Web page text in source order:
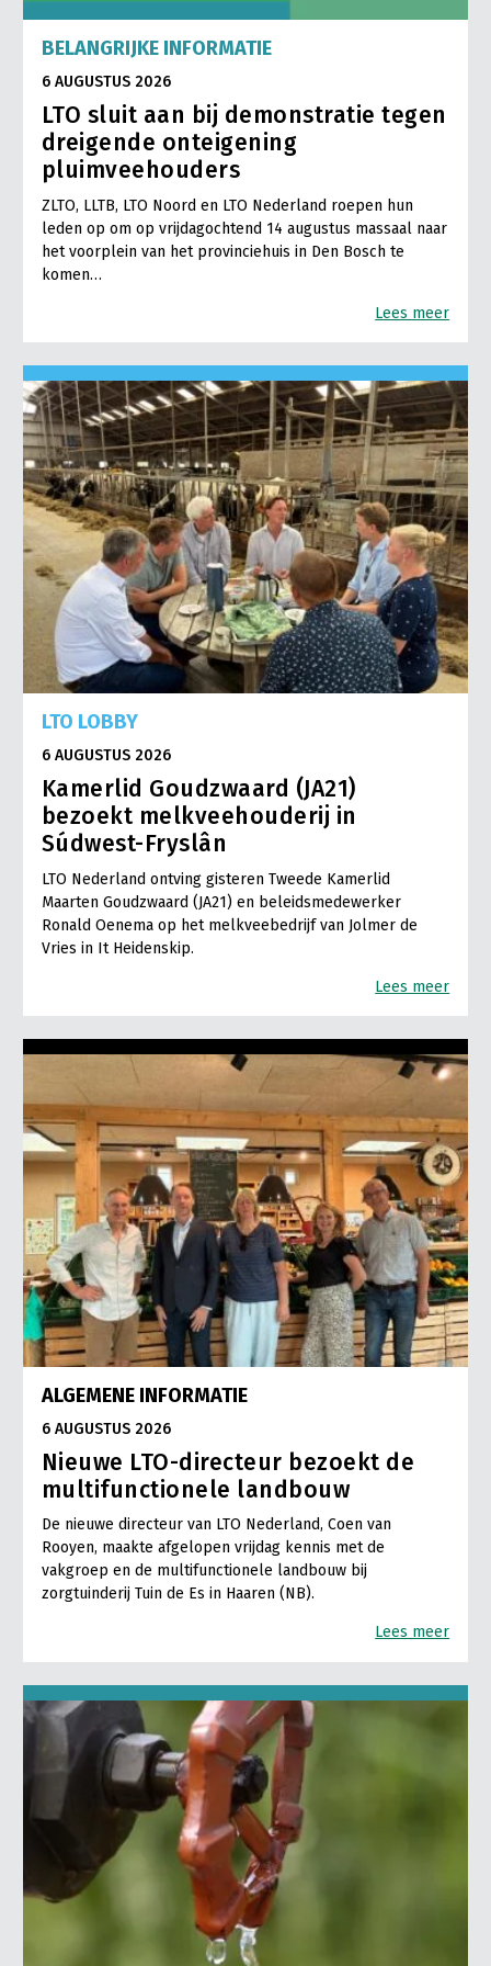
Melkveehouderij
Paardenhouderij
Pluimveehouderij
Varkenshouderij
Vleesveehouderij
Bomen, vaste planten en zomerbloemen
Fruitteelt
Glastuinbouw
Vollegrondsgroente
Nieuws
Webinars
Over LTO
LTO Nederland
Mensen
Medewerkers
Vakgroepbestuurders
Vacatures
Pers
Contact
BELANGRIJKE INFORMATIE
6 AUGUSTUS 2026
LTO sluit aan bij demonstratie tegen
dreigende onteigening
pluimveehouders
ZLTO, LLTB, LTO Noord en LTO Nederland roepen hun
leden op om op vrijdagochtend 14 augustus massaal naar
het voorplein van het provinciehuis in Den Bosch te
komen…
Lees meer
LTO LOBBY
6 AUGUSTUS 2026
Kamerlid Goudzwaard (JA21)
bezoekt melkveehouderij in
Súdwest-Fryslân
LTO Nederland ontving gisteren Tweede Kamerlid
Maarten Goudzwaard (JA21) en beleidsmedewerker
Ronald Oenema op het melkveebedrijf van Jolmer de
Vries in It Heidenskip.
Lees meer
ALGEMENE INFORMATIE
6 AUGUSTUS 2026
Nieuwe LTO-directeur bezoekt de
multifunctionele landbouw
De nieuwe directeur van LTO Nederland, Coen van
Rooyen, maakte afgelopen vrijdag kennis met de
vakgroep en de multifunctionele landbouw bij
zorgtuinderij Tuin de Es in Haaren (NB).
Lees meer